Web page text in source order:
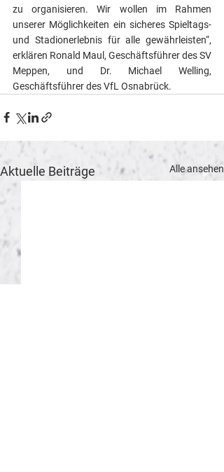
zu organisieren. Wir wollen im Rahmen
unserer Möglichkeiten ein sicheres Spieltags-
und Stadionerlebnis für alle gewährleisten“,
erklären Ronald Maul, Geschäftsführer des SV
Meppen, und Dr. Michael Welling,
Geschäftsführer des VfL Osnabrück.
Aktuelle Beiträge Alle ansehen